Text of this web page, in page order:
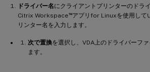
ドライバー名にクライアントプリンターのドラ
Citrix Workspace™アプリfor Linuxを使用して
リンター名を入力します。
次で置換を選択し、VDA上のドライバーフ
ます。